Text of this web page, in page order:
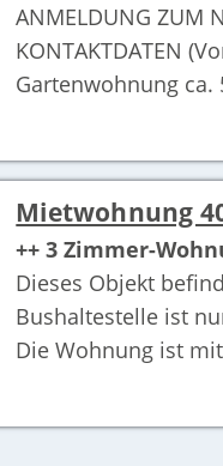
ANMELDUNG ZUM
KONTAKTDATEN
Gartenwohnung ca.
Mietwohnung
++ 3 Zimmer-
Dieses Objekt
Bushaltestelle ist
Die Wohnung ist